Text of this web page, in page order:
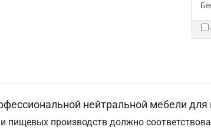
нейтральной мебели для
производств должно